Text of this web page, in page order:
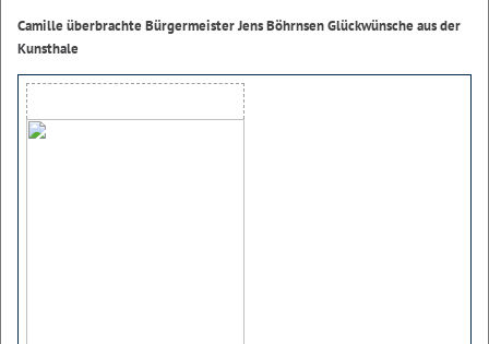
Camille überbrachte Bürgermeister Jens Böhrnsen Glückwünsche aus der
Kunsthale